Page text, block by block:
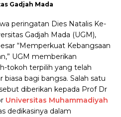
Gadjah Mada
peringatan Dies Natalis Ke-
Gadjah Mada (UGM),
“Memperkuat Kebangsaan
UGM memberikan
tokoh terpilih yang telah
bagi bangsa. Salah satu
diberikan kepada Prof Dr
Universitas Muhammadiyah
dedikasinya dalam